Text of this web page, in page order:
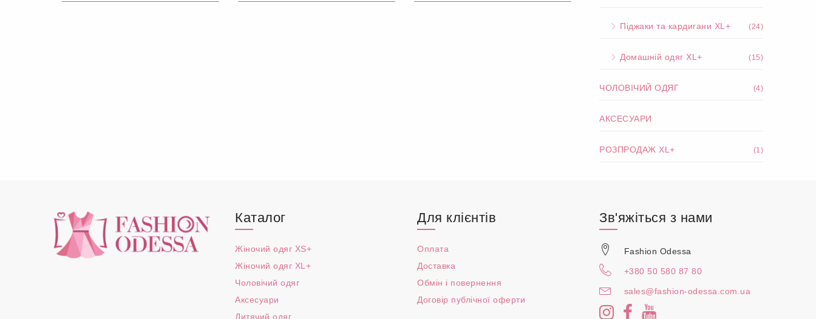
Піджаки та кардигани XL+ (24)
Домашній одяг XL+ (15)
ЧОЛОВІЧИЙ ОДЯГ (4)
АКСЕСУАРИ
РОЗПРОДАЖ XL+ (1)
Каталог
Жіночий одяг XS+
Жіночий одяг XL+
Чоловічий одяг
Аксесуари
Дитячий одяг
Для клієнтів
Оплата
Доставка
Обмін і повернення
Договір публічної оферти
Зв'яжіться з нами
Fashion Odessa
+380 50 580 87 80
sales@fashion-odessa.com.ua